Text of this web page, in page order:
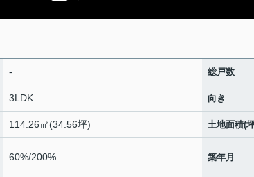
- 総戸数
3LDK 向き
114.26㎡(34.56坪) 土地面積(
60%/200% 築年月